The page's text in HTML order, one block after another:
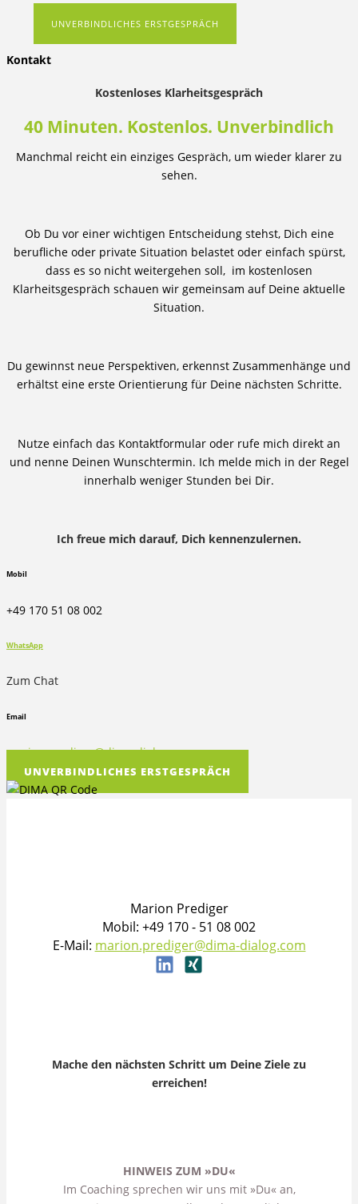
UNVERBINDLICHES ERSTGESPRÄCH
Kontakt
Kostenloses Klarheitsgespräch
40 Minuten. Kostenlos. Unverbindlich
Manchmal reicht ein einziges Gespräch, um wieder klarer zu
sehen.
Ob Du vor einer wichtigen Entscheidung stehst, Dich eine
berufliche oder private Situation belastet oder einfach spürst,
dass es so nicht weitergehen soll, im kostenlosen
Klarheitsgespräch schauen wir gemeinsam auf Deine aktuelle
Situation.
Du gewinnst neue Perspektiven, erkennst Zusammenhänge und
erhältst eine erste Orientierung für Deine nächsten Schritte.
Nutze einfach das Kontaktformular oder rufe mich direkt an
und nenne Deinen Wunschtermin. Ich melde mich in der Regel
innerhalb weniger Stunden bei Dir.
Ich freue mich darauf, Dich kennenzulernen.
Mobil
+49 170 51 08 002
WhatsApp
Zum Chat
Email
marion.prediger@dima-dialog.com
UNVERBINDLICHES ERSTGESPRÄCH
Marion Prediger
Mobil: +49 170 - 51 08 002
E-Mail: marion.prediger@dima-dialog.com
Mache den nächsten Schritt um Deine Ziele zu
erreichen!
HINWEIS ZUM »DU«
Im Coaching sprechen wir uns mit »Du« an,